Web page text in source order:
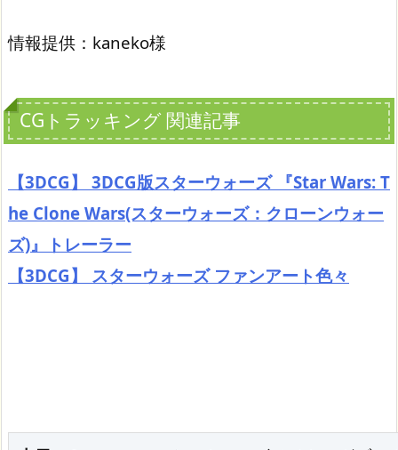
情報提供：kaneko様
CGトラッキング 関連記事
【3DCG】 3DCG版スターウォーズ 『Star Wars: T
he Clone Wars(スターウォーズ：クローンウォー
ズ)』トレーラー
【3DCG】 スターウォーズ ファンアート色々